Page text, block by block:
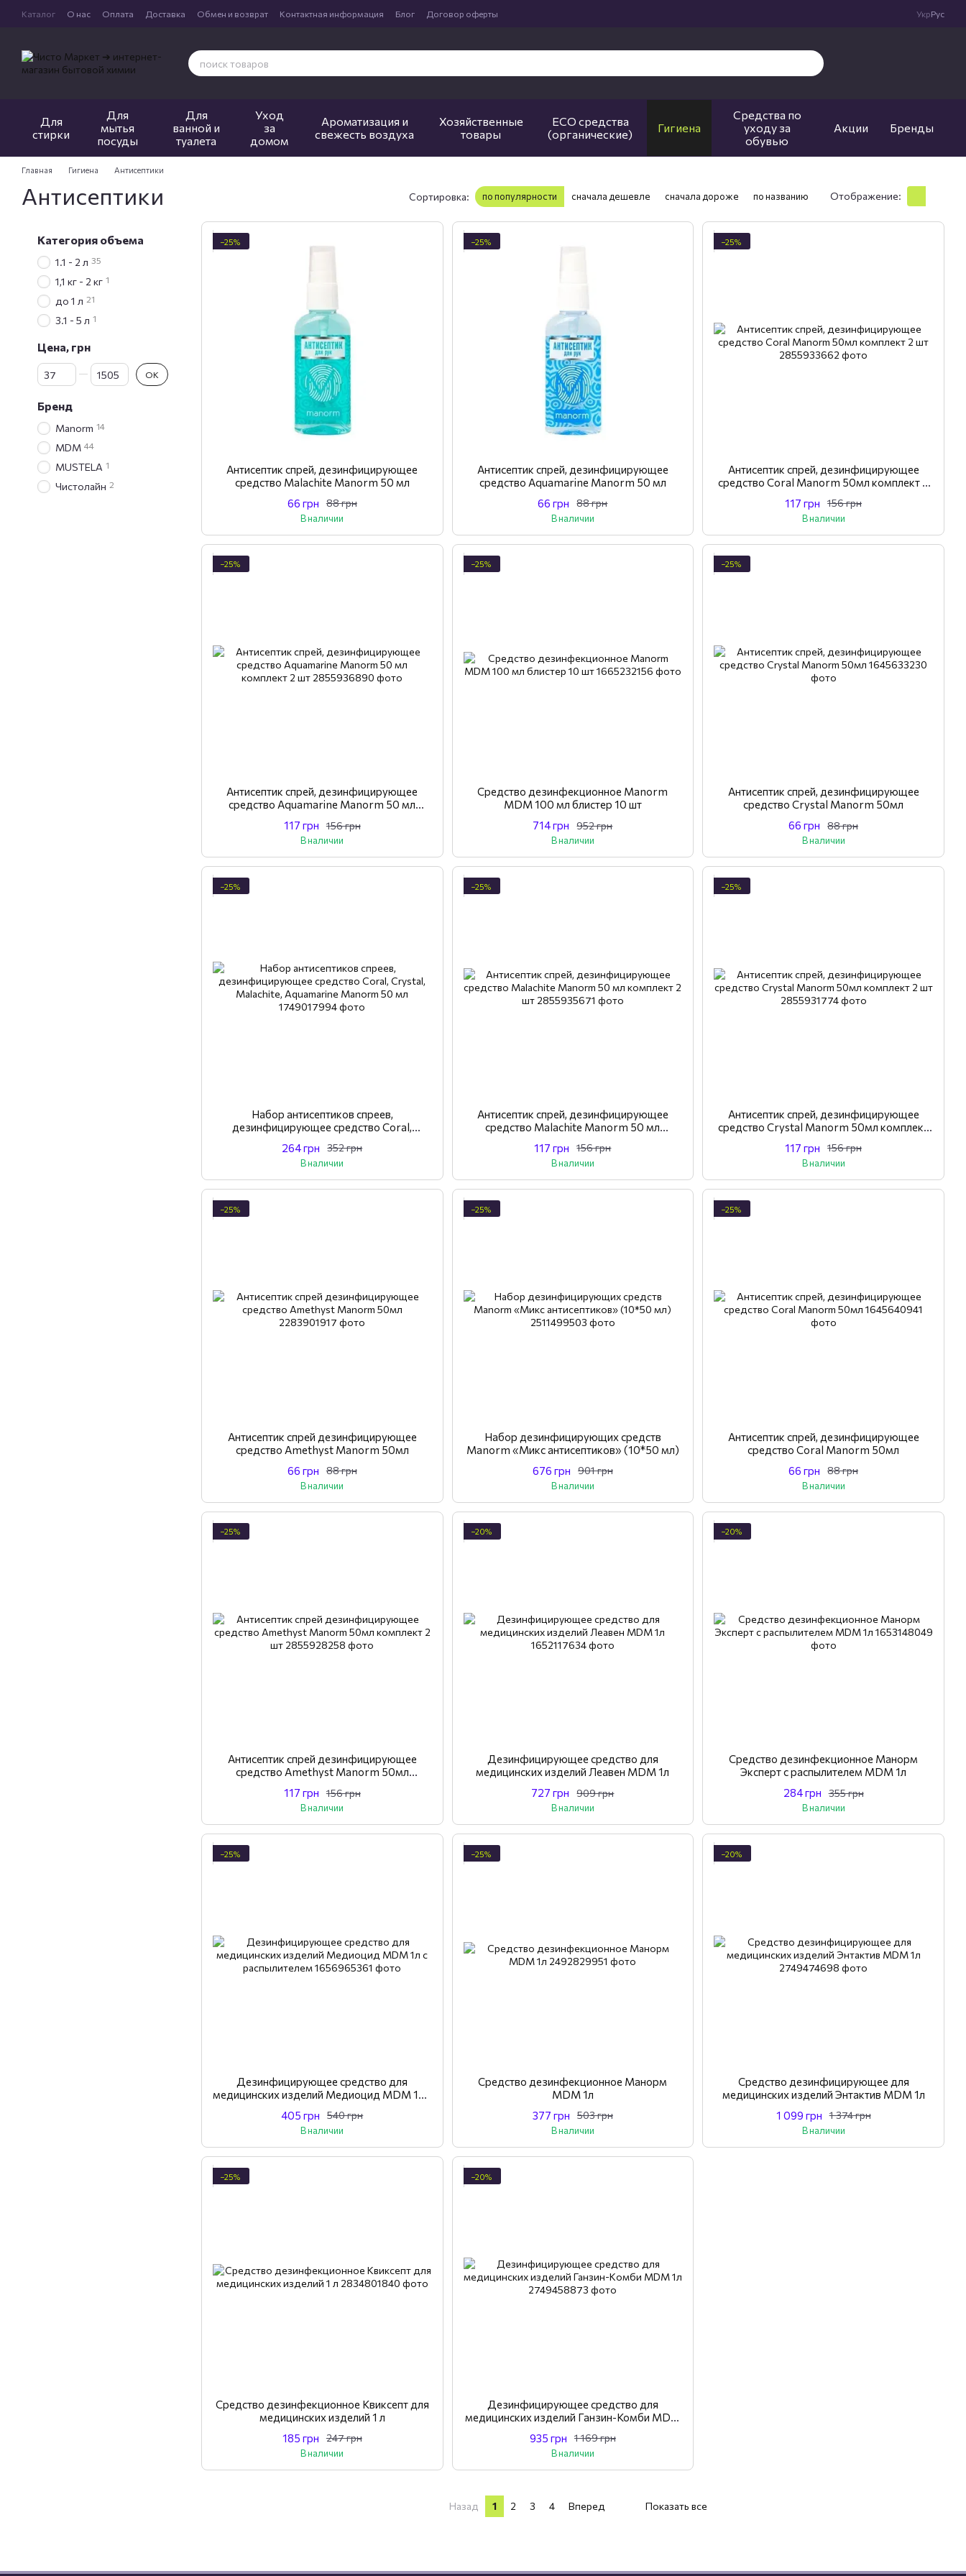
Перейти к основному контенту
Каталог О нас Оплата Доставка Обмен и возврат Контактная информация Блог Договор оферты УкрРус
Для
стирки
Для
мытья
посуды
Для
ванной и
туалета
Уход
за
домом
Ароматизация и
свежесть воздуха
Хозяйственные
товары
ECO средства
(органические)
Гигиена
Средства по
уходу за
обувью
Акции Бренды
Главная Гигиена Антисептики
Антисептики Сортировка: по популярности сначала дешевле сначала дороже по названию Отображение:
−25%
Антисептик спрей, дезинфицирующее
средство Malachite Manorm 50 мл
88 грн
66 грн
В наличии
−25%
Антисептик спрей, дезинфицирующее
средство Aquamarine Manorm 50 мл
88 грн
66 грн
В наличии
−25%
Антисептик спрей, дезинфицирующее
средство Coral Manorm 50мл комплект 2
156 грн
117 грн
В наличии
−25%
Антисептик спрей, дезинфицирующее
средство Aquamarine Manorm 50 мл
156 грн
117 грн
В наличии
−25%
Средство дезинфекционное Manorm
MDM 100 мл блистер 10 шт
952 грн
714 грн
В наличии
−25%
Антисептик спрей, дезинфицирующее
средство Crystal Manorm 50мл
88 грн
66 грн
В наличии
−25%
Набор антисептиков спреев,
дезинфицирующее средство Coral,
мл352 грн
264 грн
В наличии
−25%
Антисептик спрей, дезинфицирующее
средство Malachite Manorm 50 мл
156 грн
117 грн
В наличии
−25%
Антисептик спрей, дезинфицирующее
средство Crystal Manorm 50мл комплект
156 грн
117 грн
В наличии
−25%
Антисептик спрей дезинфицирующее
средство Amethyst Manorm 50мл
88 грн
66 грн
В наличии
−25%
Набор дезинфицирующих средств
Manorm «Микс антисептиков» (10*50 мл)
901 грн
676 грн
В наличии
−25%
Антисептик спрей, дезинфицирующее
средство Coral Manorm 50мл
88 грн
66 грн
В наличии
−25%
Антисептик спрей дезинфицирующее
средство Amethyst Manorm 50мл
156 грн
117 грн
В наличии
−20%
Дезинфицирующее средство для
медицинских изделий Леавен MDM 1л
909 грн
727 грн
В наличии
−20%
Средство дезинфекционное Манорм
Эксперт с распылителем MDM 1л
355 грн
284 грн
В наличии
−25%
Дезинфицирующее средство для
медицинских изделий Медиоцид MDM 1л с
540 грн
405 грн
В наличии
−25%
Средство дезинфекционное Манорм
MDM 1л
503 грн
377 грн
В наличии
−20%
Средство дезинфицирующее для
медицинских изделий Энтактив MDM 1л
1 374 грн
1 099 грн
В наличии
−25%
Средство дезинфекционное Квиксепт для
медицинских изделий 1 л
247 грн
185 грн
В наличии
−20%
Дезинфицирующее средство для
медицинских изделий Ганзин-Комби MDM
1 169 грн
935 грн
В наличии
Назад 1 2 3 4 Вперед Показать все
Категория объема
1.1 - 2 л 35
1,1 кг - 2 кг 1
до 1 л 21
3.1 - 5 л 1
Цена, грн
От Цена, грн
До Цена, грн OK
Бренд
Manorm 14
MDM 44
MUSTELA 1
Чистолайн 2